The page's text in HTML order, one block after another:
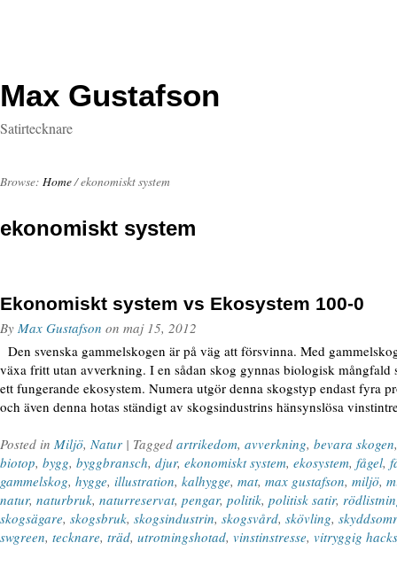
Max Gustafson
Satirtecknare
Browse: Home/ekonomiskt system
ekonomiskt system
Ekonomiskt system vs Ekosystem 100-0
By Max Gustafson on maj 15, 2012
Den svenska gammelskogen är på väg att försvinna. Med
växa fritt utan avverkning. I en sådan skog gynnas biologisk mångfald
ett fungerande ekosystem. Numera utgör denna skogstyp endast fyra
och även denna hotas ständigt av skogsindustrins hänsynslösa
Posted in Miljö, Natur | Tagged artrikedom, avverkning, bevara skogen
biotop, bygg, byggbransch, djur, ekonomiskt system, ekosystem, fågel,
gammelskog, hygge, illustration, kalhygge, mat, max gustafson, miljö,
natur, naturbruk, naturreservat, pengar, politik, politisk satir,
skogsägare, skogsbruk, skogsindustrin, skogsvård, skövling,
swgreen, tecknare, träd, utrotningshotad, vinstinstresse, vitryggig